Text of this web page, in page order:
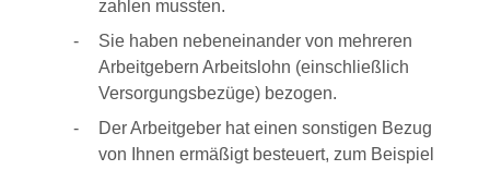
zahlen mussten.
Sie haben nebeneinander von mehreren
Arbeitgebern Arbeitslohn (einschließlich
Versorgungsbezüge) bezogen.
Der Arbeitgeber hat einen sonstigen Bezug
von Ihnen ermäßigt besteuert, zum Beispiel